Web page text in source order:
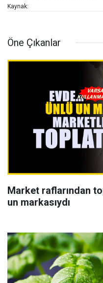
Kaynak:
Öne Çıkanlar
Market raflarından
un markasıydı